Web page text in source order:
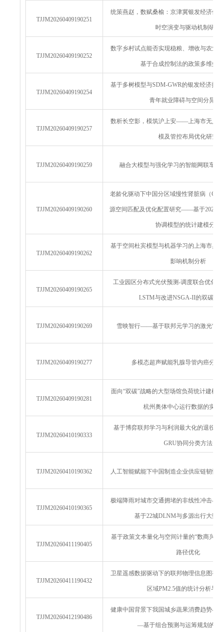
TJJM20260409190251
统策燕赵，数赋桑榆：京津冀银发经济供
时空演变与驱动机制研究
TJJM20260409190252
数字乡村试点能否实现稳粮、增收与农
基于合成控制法的政策多维效
TJJM20260409190254
基于多树模型与SDM-GWR的银发经济扩
青年就业障碍与空间分异研
TJJM20260409190257
数析长空影，模筑沪上安——上海市无人
模及管控布局优化研究
TJJM20260409190259 融合大模型与强化学习的智能网联车辆
TJJM20260409190260
老龄化驱动下中国分区域慢性肾脏病（
源空间匹配及优化配置研究——基于2025-
协调模型的统计建模分析
TJJM20260409190262
基于空间杜宾模型与机器学习的上海市臭
影响机制分析
TJJM20260409190265
工业园区分布式光伏预测-调度联合优化
LSTM与改进NSGA-II的双碳适
TJJM20260409190269 雪映智行——基于联邦元学习的激光雷
TJJM20260409190277 多模态超声赋能乳腺导管内癌分级
TJJM20260409190281
面向“双碳”战略的大型场馆负荷统计建模
杭州奥体中心运行数据的实证
TJJM20260410190333
基于博弈联邦学习与利润最大化的退役锂
GRU协同分类方法
TJJM20260410190362 人工智能赋能下中国制造企业供应链韧性
TJJM20260410190365
极端降雨对城市交通拥堵的非线性冲击
基于22城DLNM与多源出行大数
TJJM20260411190405
基于政策文本量化与空间计量的“数商兴农
路径优化
TJJM20260411190432
卫星遥感数据驱动下的联邦物理信息图神
区域PM2.5值的统计分析与
TJJM20260412190486
健康中国背景下我国城乡蔬果消费趋势与
—基于组合预测与运筹规划的协